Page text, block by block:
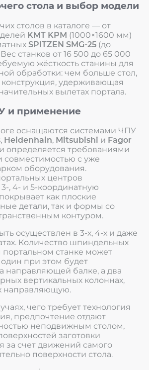
стола и выбор модели
столов в каталоге — от
KMT KPM (1000×1600 мм)
SPITZEN SMG-25 (до
станков от 16 500 до 65 000
жёсткость станины для
обработки: чем больше стол,
удерживающая
вылетах портала.
и применение
оснащаются системами ЧПУ
, Heidenhain, Mitsubishi и Fagor
определяется требованиями
совместимостью с уже
оборудования.
центров
, 4- и 5-координатную
как плоские
детали, так и формы со
контуром.
осуществлен в 3-х, 4-х и даже
Количество шпиндельных
портальном станке может
один при этом будет
направляющей балке, а два
вертикальных колоннах,
направляющую.
чего требует технология
предпочтение отдают
неподвижным столом,
заготовки
за счет движений самого
поверхности стола.